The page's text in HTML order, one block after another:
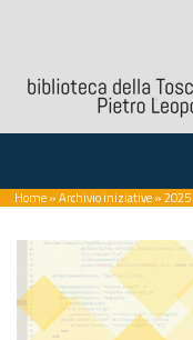
Home»Archivio iniziative»2025